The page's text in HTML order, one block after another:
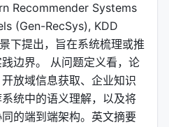
Recommender Systems
(Gen-RecSys), KDD
下提出，旨在系统梳理或推
边界。 从问题定义看，论
放域信息获取、企业知识
统中的语义理解，以及将
的端到端架构。英文摘要